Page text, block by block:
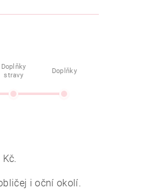
Doplňky
stravy
Doplňky
i oční okolí.